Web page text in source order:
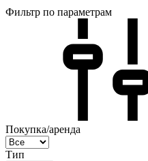
Фильтр по параметрам
Покупка/аренда
Тип